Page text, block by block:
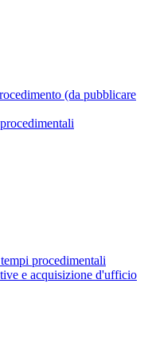
(da pubblicare
procedimentali
e acquisizione d'ufficio